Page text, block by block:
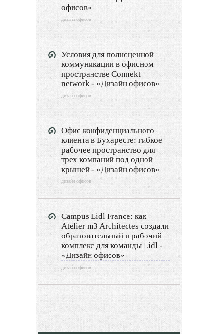
Дизайн гардеробной
Экстерьер
Декор
Двор и сад
Архитектура
Дизайн интерьера
Ландшафтный дизайн
LIMITED EDITION
Видео новости
Дизайн разное
Другие услуги
офисов»
дизайн офисов
Условия для полноценной
коммуникации в офисном
пространстве Connekt
network - «Дизайн офисов»
дизайн офисов
Офис конфиденциального
клиента в Бухаресте: гибкое
рабочее пространство для
трех компаний под одной
крышей - «Дизайн офисов»
дизайн офисов
Campus Lidl France: как
Atelier m3 Architectes создали
образовательный и рабочий
комплекс для команды Lidl -
«Дизайн офисов»
дизайн офисов